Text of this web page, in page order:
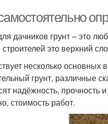
дачников грунт – это
строителей это верхний
несколько основных
грунт, различные
надёжность, прочность
стоимость работ.